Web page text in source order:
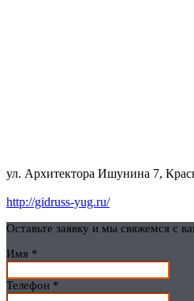
ул. Архитектора Ишунина 7,
http://gidruss-yug.ru/
Оставьте заявку и мы свяжемся с
Имя *
Телефон *